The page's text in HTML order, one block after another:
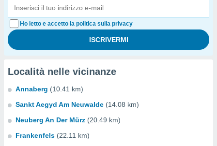
Ho letto e accetto la politica sulla privacy
Località nelle vicinanze
Annaberg (10.41 km)
Sankt Aegyd Am Neuwalde (14.08 km)
Neuberg An Der Mürz (20.49 km)
Frankenfels (22.11 km)